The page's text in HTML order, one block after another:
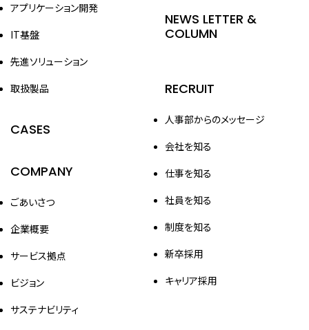
アプリケーション開発
IT基盤
先進ソリューション
取扱製品
CASES
COMPANY
ごあいさつ
企業概要
サービス拠点
ビジョン
サステナビリティ
NEWS LETTER &
COLUMN
RECRUIT
人事部からのメッセージ
会社を知る
仕事を知る
社員を知る
制度を知る
新卒採用
キャリア採用